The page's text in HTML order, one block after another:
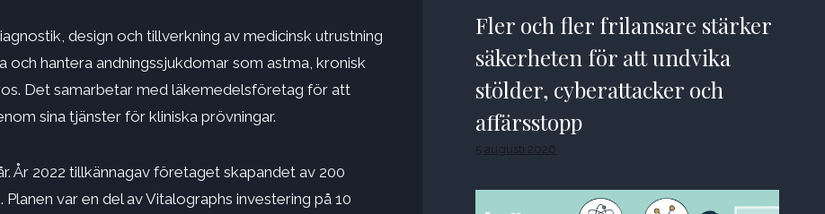
design och tillverkning av medicinsk utrustning
hantera andningssjukdomar som astma, kronisk
Det samarbetar med läkemedelsföretag för att
sina tjänster för kliniska prövningar.
År 2022 tillkännagav företaget skapandet av 200
var en del av Vitalographs investering på 10
Fler och fler frilansare stärker
säkerheten för att undvika
stölder, cyberattacker och
affärsstopp
5 augusti 2026